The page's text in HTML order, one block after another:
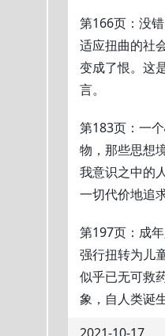
第166页：没
适应扭曲的社
变成了恨。这
言。
第183页：一
物，那些思想
我意识之中的
一切代价地追
第197页：成
强行扭转为儿
似乎已无可救
象，自人类诞